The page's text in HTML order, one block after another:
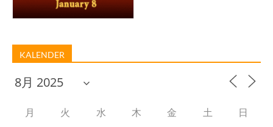
KALENDER
月 火 水 木 金 土 日